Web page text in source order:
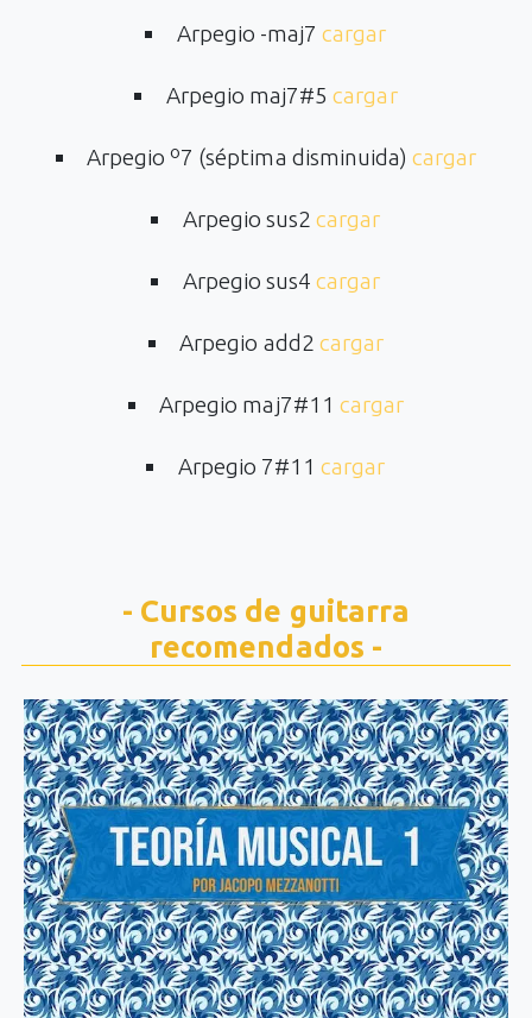
Arpegio -maj7cargar
Arpegio maj7#5cargar
Arpegio º7 (séptima disminuida)cargar
Arpegio sus2cargar
Arpegio sus4cargar
Arpegio add2 cargar
Arpegio maj7#11 cargar
Arpegio 7#11cargar
- Cursos de guitarra
recomendados -